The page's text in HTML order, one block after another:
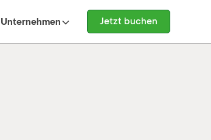
Unternehmen Jetzt buchen